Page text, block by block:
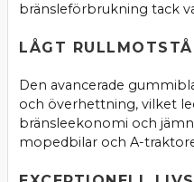
bränsleförbrukning tack
LÅGT
Den avancerade
och överhettning, vilket
bränsleekonomi och
mopedbilar och A-